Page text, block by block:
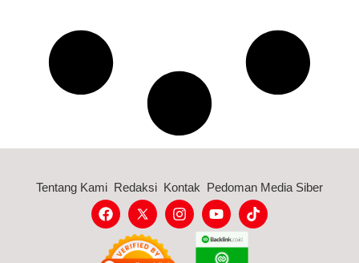
Tentang Kami Redaksi Kontak Pedoman Media Siber